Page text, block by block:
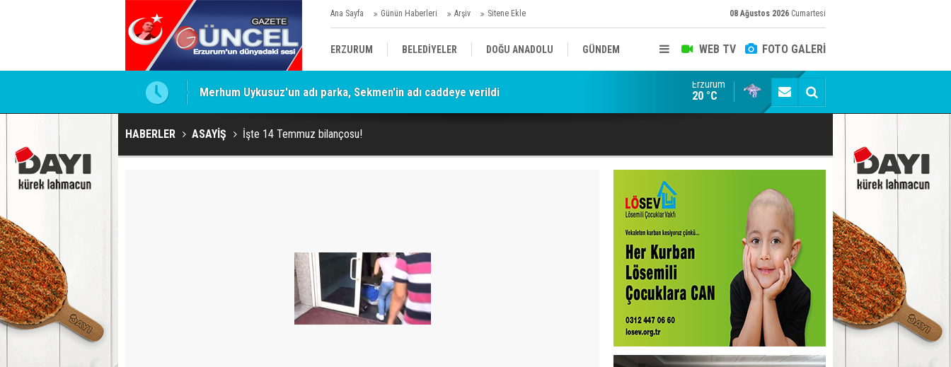
Ana Sayfa Günün Haberleri Arşiv Sitene Ekle 08 Ağustos 2026 Cumartesi
WEB TV FOTO GALERİ
ERZURUM BELEDİYELER DOĞU ANADOLU GÜNDEM
SİYASET AFAD/ SAVAŞ SPOR
KÜLTÜR/SANAT//MAĞAZİN
Merhum Uykusuz'un adı parka, Sekmen'in adı caddeye verildi Konuşanlar'a katıldı, söyledikleri başına iş açtı!
Erzurum
20 °C
HABERLER ASAYİŞ İşte 14 Temmuz bilançosu!